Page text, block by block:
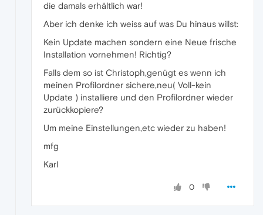
die damals erhältlich war!
Aber ich denke ich weiss auf was Du hinaus willst:
Kein Update machen sondern eine Neue frische
Installation vornehmen! Richtig?
Falls dem so ist Christoph,genügt es wenn ich
meinen Profilordner sichere,neu( Voll-kein
Update ) installiere und den Profilordner wieder
zurückkopiere?
Um meine Einstellungen,etc wieder zu haben!
mfg
Karl
0